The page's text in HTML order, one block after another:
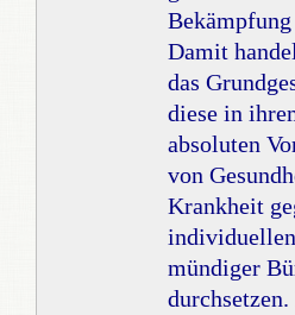
Damit
das
diese in
absoluten
von
Krankheit
mündiger